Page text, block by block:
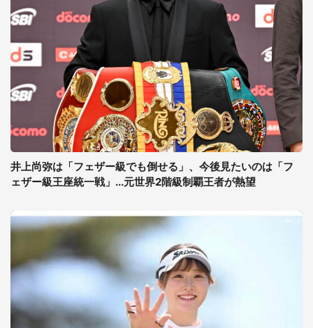
井上尚弥は「フェザー級でも倒せる」、今後見たいのは「フ
ェザー級王座統一戦」...元世界2階級制覇王者が熱望